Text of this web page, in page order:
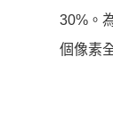
30%。
個像素